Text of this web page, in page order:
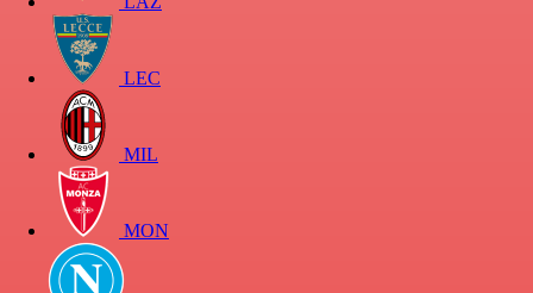
LEC
MIL
MON